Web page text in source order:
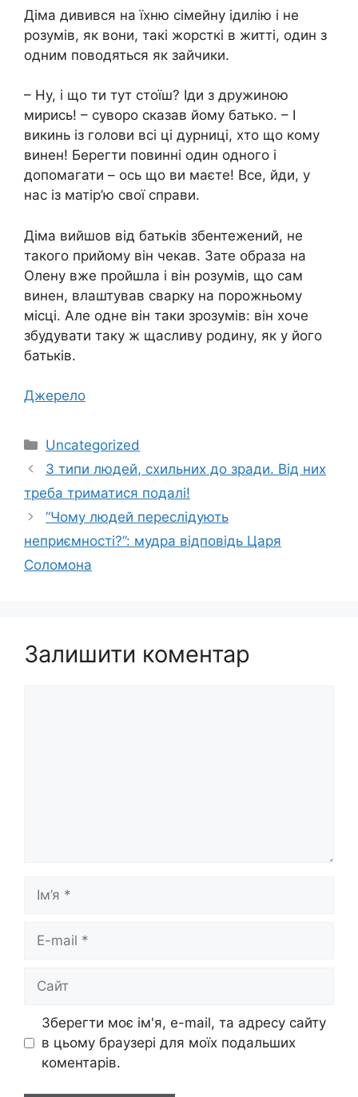
Діма дивився на їхню сімейну ідилію і не
розумів, як вони, такі жорсткі в житті, один з
одним поводяться як зайчики.
– Ну, і що ти тут стоїш? Іди з дружиною
мирись! – суворо сказав йому батько. – І
викинь із голови всі ці дурниці, хто що кому
винен! Берегти повинні один одного і
допомагати – ось що ви маєте! Все, йди, у
нас із матір’ю свої справи.
Діма вийшов від батьків збентежений, не
такого прийому він чекав. Зате образа на
Олену вже пройшла і він розумів, що сам
винен, влаштував cварку на порожньому
місці. Але одне він таки зрозумів: він хоче
збудувати таку ж щасливу родину, як у його
батьків.
Джерело
Категорії
Uncategorized
3 типи людей, схильних до зради. Від них
треба триматися подалі!
“Чому людей переслідують
неприємності?”: мудра відповідь Царя
Соломона
Залишити коментар
Ім’я
Сайт
Зберегти моє ім'я, e-mail, та адресу сайту
в цьому браузері для моїх подальших
коментарів.